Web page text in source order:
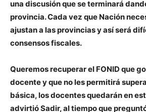
una discusión que se terminará
provincia. Cada vez que Nación
ajustan a las provincias y así será
consensos fiscales.
Queremos recuperar el FONID que
docente y que no les permitirá
básica, los docentes quedarán en
advirtió Sadir, al tiempo que